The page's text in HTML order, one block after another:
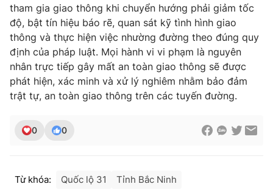
VTV9 VTV8
Liên hệ tòa soạn English
Theo dõi báo trên
tham gia giao thông khi chuyển hướng phải giảm tốc
độ, bật tín hiệu báo rẽ, quan sát kỹ tình hình giao
thông và thực hiện việc nhường đường theo đúng quy
định của pháp luật. Mọi hành vi vi phạm là nguyên
nhân trực tiếp gây mất an toàn giao thông sẽ được
phát hiện, xác minh và xử lý nghiêm nhằm bảo đảm
trật tự, an toàn giao thông trên các tuyến đường.
0 0
Từ khóa: Quốc lộ 31 Tỉnh Bắc Ninh